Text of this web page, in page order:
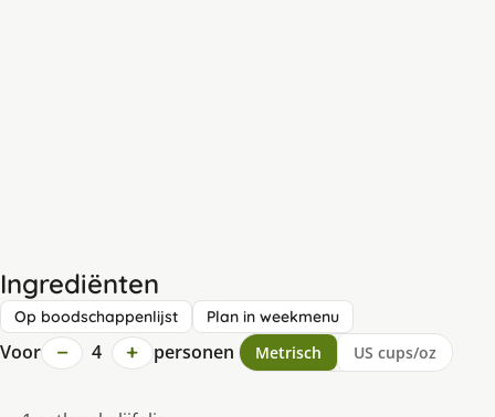
Ingrediënten
Op boodschappenlijst Plan in weekmenu
Voor − 4 + personen Metrisch US cups/oz